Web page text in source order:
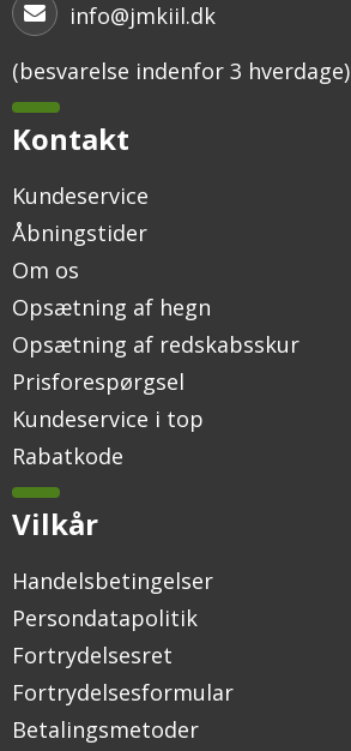
info@jmkiil.dk
(besvarelse indenfor 3 hverdage)
Kontakt
Kundeservice
Åbningstider
Om os
Opsætning af hegn
Opsætning af redskabsskur
Prisforespørgsel
Kundeservice i top
Rabatkode
Vilkår
Handelsbetingelser
Persondatapolitik
Fortrydelsesret
Fortrydelsesformular
Betalingsmetoder